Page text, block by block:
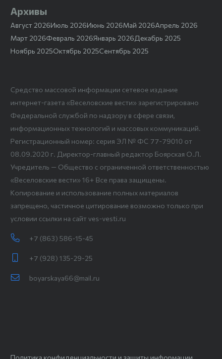
Архивы
Август 2026Июль 2026Июнь 2026Май 2026Апрель 2026
Март 2026Февраль 2026Январь 2026Декабрь 2025
Ноябрь 2025Октябрь 2025Сентябрь 2025
Средство массовой информации сетевое издание
интернет-газета «Веселовские вести» зарегистрировано
Федеральной службой по надзору в сфере связи,
информационных технологий и массовых коммуникаций.
Регистрационный номер: серия ЭЛ № ФС 77-79010 от
08.09.2020 г. Директор-главный редактор Боярская О.Л.
Учредитель — Общество с ограниченной ответственностью
«Веселовские вести» 16+ Все права защищены.
Копирование и использование полных материалов
запрещено, частичное цитирование возможно только при
условии ссылки на сайт ves-vesti.ru
+7 (863) 586-15-45
+7 (928) 135-29-25
boyarskaya66@mail.ru
Политика конфиденциальности и защиты информации